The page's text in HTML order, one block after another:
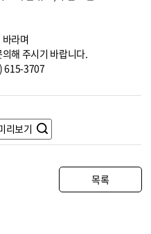
라며
해 주시기 바랍니다.
615-3707
리보기
목록